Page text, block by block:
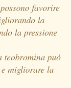
favorire
la
la pressione
teobromina può
migliorare la